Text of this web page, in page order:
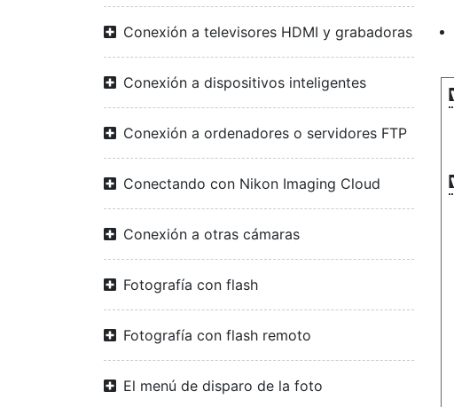
Conexión a televisores HDMI y grabadoras
Conexión a dispositivos inteligentes
Conexión a ordenadores o servidores FTP
Conectando con Nikon Imaging Cloud
Conexión a otras cámaras
Fotografía con flash
Fotografía con flash remoto
El menú de disparo de la foto